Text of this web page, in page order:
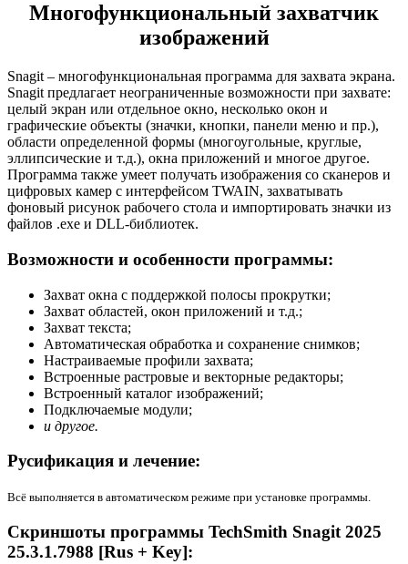
Многофункциональный захватчик
изображений
Snagit – многофункциональная программа для захвата экрана.
Snagit предлагает неограниченные возможности при захвате:
целый экран или отдельное окно, несколько окон и
графические объекты (значки, кнопки, панели меню и пр.),
области определенной формы (многоугольные, круглые,
эллипсические и т.д.), окна приложений и многое другое.
Программа также умеет получать изображения со сканеров и
цифровых камер с интерфейсом TWAIN, захватывать
фоновый рисунок рабочего стола и импортировать значки из
файлов .exe и DLL-библиотек.
Возможности и особенности программы:
Захват окна с поддержкой полосы прокрутки;
Захват областей, окон приложений и т.д.;
Захват текста;
Автоматическая обработка и сохранение снимков;
Настраиваемые профили захвата;
Встроенные растровые и векторные редакторы;
Встроенный каталог изображений;
Подключаемые модули;
и другое.
Русификация и лечение:
Всё выполняется в автоматическом режиме при установке программы.
Скриншоты программы TechSmith Snagit 2025
25.3.1.7988 [Rus + Key]: